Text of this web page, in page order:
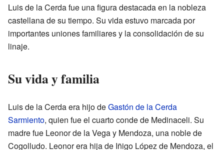
Luis de la Cerda fue una figura destacada en la nobleza
castellana de su tiempo. Su vida estuvo marcada por
importantes uniones familiares y la consolidación de su
linaje.
Su vida y familia
Luis de la Cerda era hijo deGastón de la Cerda
Sarmiento, quien fue el cuarto conde de Medinaceli. Su
madre fue Leonor de la Vega y Mendoza, una noble de
Cogolludo. Leonor era hija de Iñigo López de Mendoza, el